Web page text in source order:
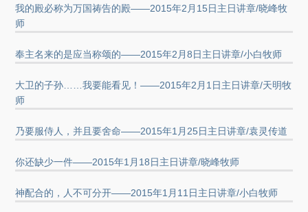
我的殿必称为万国祷告的殿——2015年2月15日主日讲章/晓峰牧
师
奉主名来的是应当称颂的——2015年2月8日主日讲章/小白牧师
大卫的子孙……我要能看见！——2015年2月1日主日讲章/天明牧
师
乃要服侍人，并且要舍命——2015年1月25日主日讲章/袁灵传道
你还缺少一件——2015年1月18日主日讲章/晓峰牧师
神配合的，人不可分开——2015年1月11日主日讲章/小白牧师